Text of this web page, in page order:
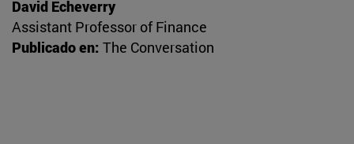
David Echeverry
Assistant Professor of Finance
Publicado en: The Conversation